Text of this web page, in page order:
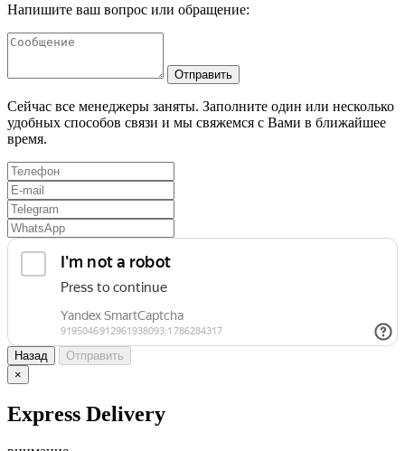
Напишите ваш вопрос или обращение:
Отправить
Сейчас все менеджеры заняты. Заполните один или несколько
удобных способов связи и мы свяжемся с Вами в ближайшее
время.
Назад
Отправить
×
Express Delivery